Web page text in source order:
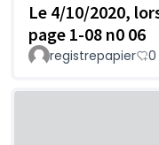
Le 4/10/2020,
page 1-08 n0 06
registrepapier 0